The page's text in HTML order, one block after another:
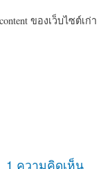
ของเว็บไซต์เก่า
ครับ
1 ความคิดเห็น